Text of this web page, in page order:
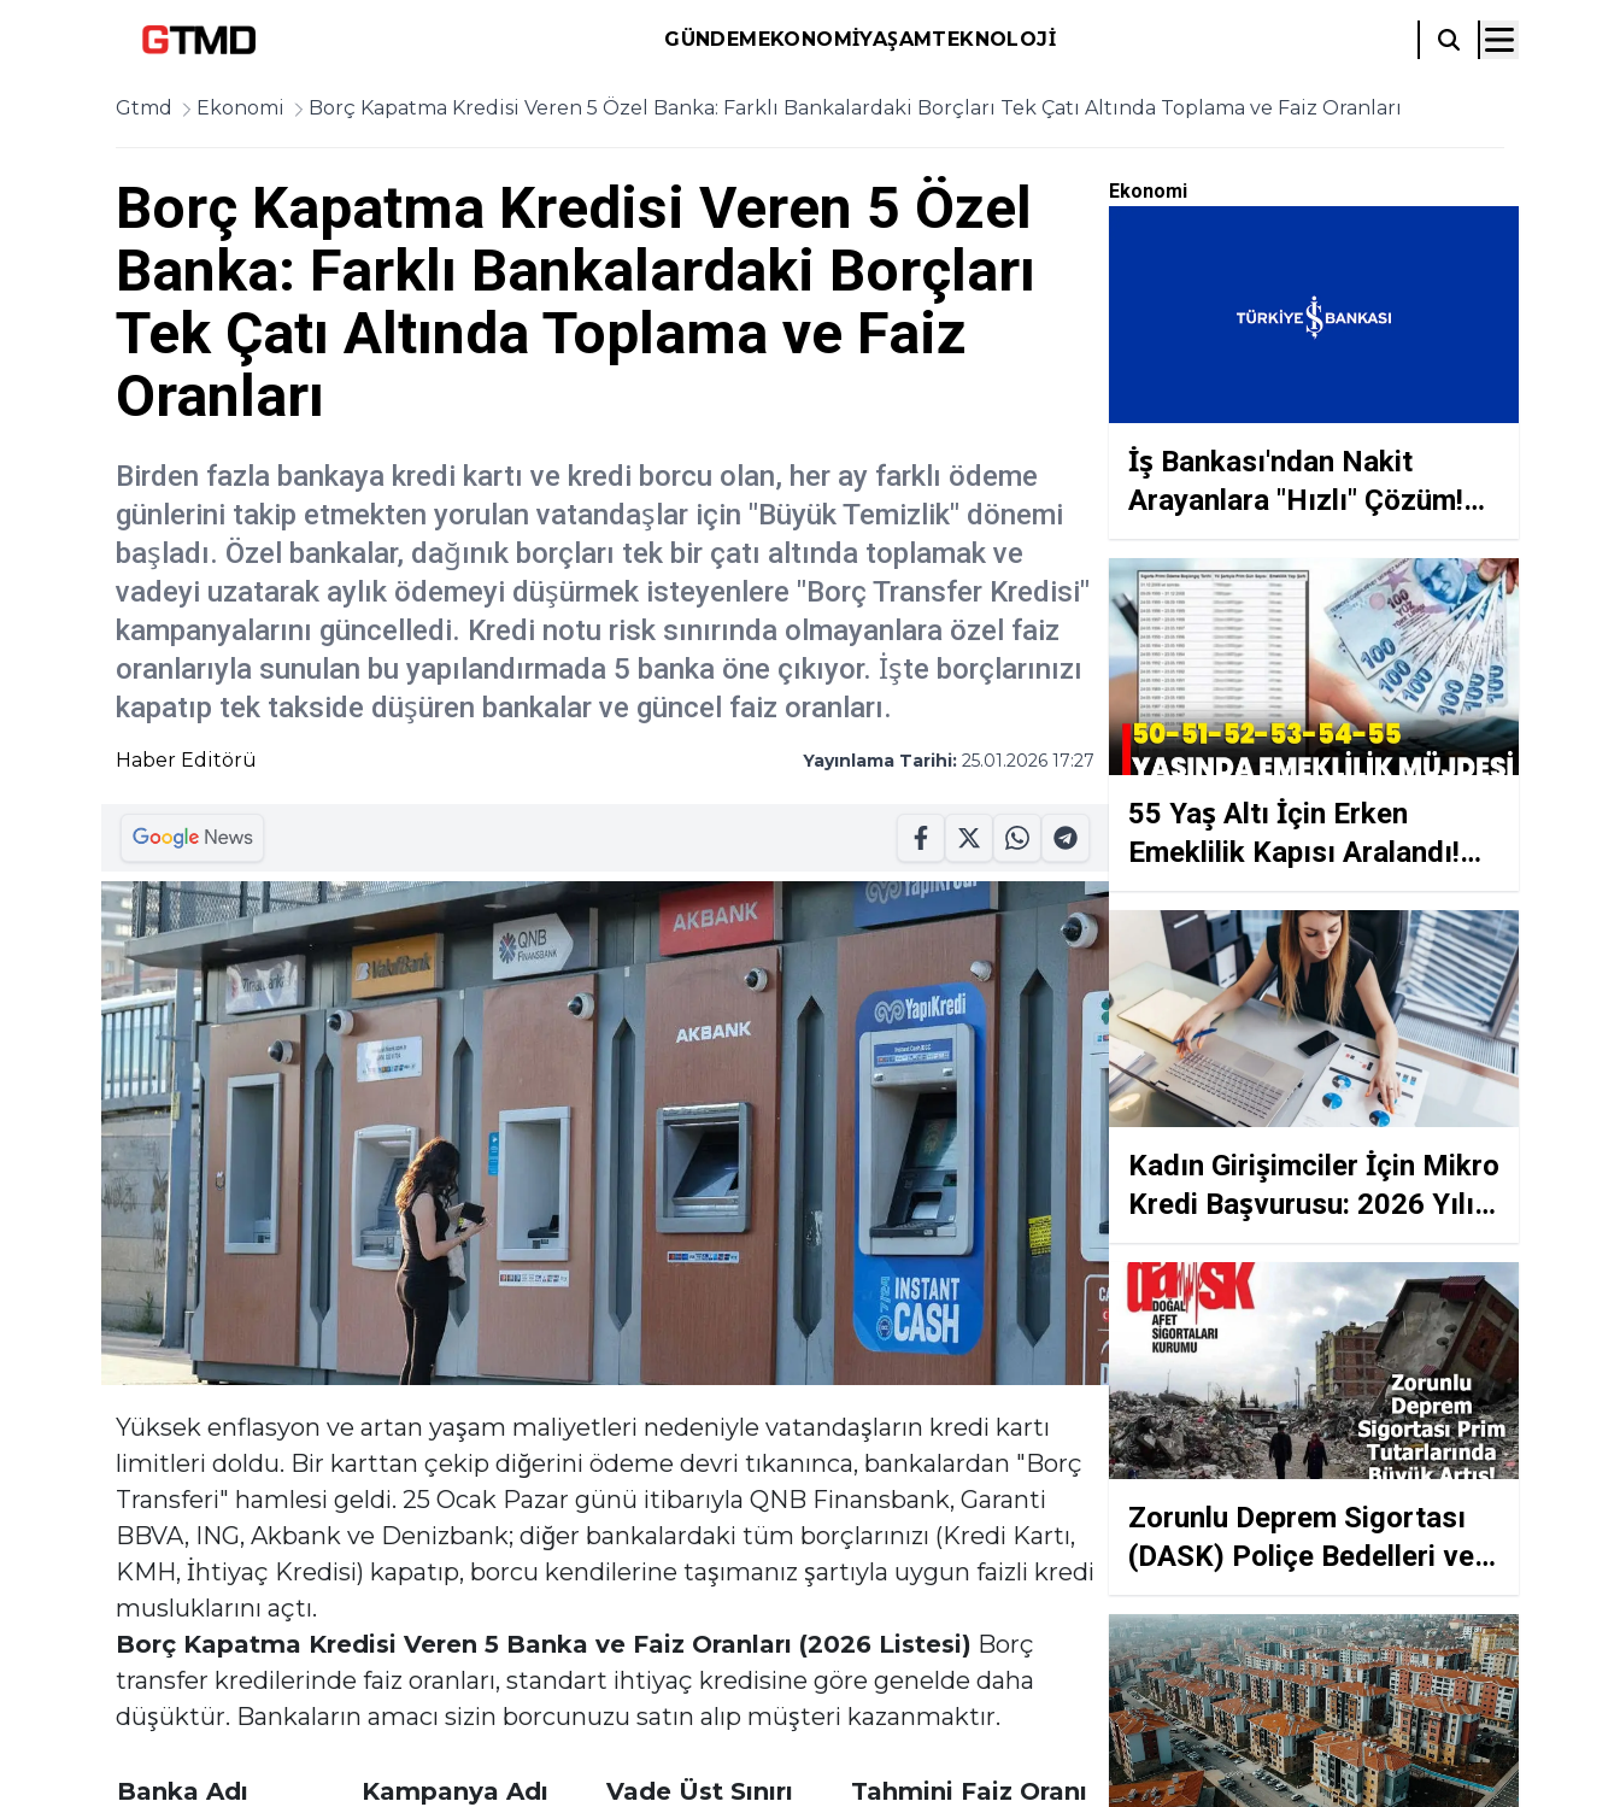
GÜNDEMEKONOMIYAŞAMTEKNOLOJI
Gtmd Ekonomi Borç Kapatma Kredisi Veren 5 Özel Banka: Farklı Bankalardaki Borçları Tek Çatı Altında Toplama ve Faiz Oranları
Borç Kapatma Kredisi Veren 5 Özel
Banka: Farklı Bankalardaki Borçları
Tek Çatı Altında Toplama ve Faiz
Oranları
Birden fazla bankaya kredi kartı ve kredi borcu olan, her ay farklı ödeme
günlerini takip etmekten yorulan vatandaşlar için "Büyük Temizlik" dönemi
başladı. Özel bankalar, dağınık borçları tek bir çatı altında toplamak ve
vadeyi uzatarak aylık ödemeyi düşürmek isteyenlere "Borç Transfer Kredisi"
kampanyalarını güncelledi. Kredi notu risk sınırında olmayanlara özel faiz
oranlarıyla sunulan bu yapılandırmada 5 banka öne çıkıyor. İşte borçlarınızı
kapatıp tek takside düşüren bankalar ve güncel faiz oranları.
Haber Editörü Yayınlama Tarihi: 25.01.2026 17:27
Yüksek enflasyon ve artan yaşam maliyetleri nedeniyle vatandaşların kredi kartı
limitleri doldu. Bir karttan çekip diğerini ödeme devri tıkanınca, bankalardan "Borç
Transferi" hamlesi geldi. 25 Ocak Pazar günü itibarıyla QNB Finansbank, Garanti
BBVA, ING, Akbank ve Denizbank; diğer bankalardaki tüm borçlarınızı (Kredi Kartı,
KMH, İhtiyaç Kredisi) kapatıp, borcu kendilerine taşımanız şartıyla uygun faizli kredi
musluklarını açtı.
Borç Kapatma Kredisi Veren 5 Banka ve Faiz Oranları (2026 Listesi) Borç
transfer kredilerinde faiz oranları, standart ihtiyaç kredisine göre genelde daha
düşüktür. Bankaların amacı sizin borcunuzu satın alıp müşteri kazanmaktır.
Banka Adı Kampanya Adı Vade Üst Sınırı Tahmini Faiz Oranı
Ekonomi
İş Bankası'ndan Nakit
Arayanlara "Hızlı" Çözüm!
200.000 TL Kredi İçin Yeni
Faiz Oranları ve Maliyet
Tablosu
55 Yaş Altı İçin Erken
Emeklilik Kapısı Aralandı!
50-51-52-53-54 Yaşında
Emekli Olmanın Formülü
Açıklandı
Kadın Girişimciler İçin Mikro
Kredi Başvurusu: 2026 Yılı
Faizsiz Destek Limitleri ve
"5 Kadın" Kuralı
Zorunlu Deprem Sigortası
(DASK) Poliçe Bedelleri ve
Hasar Tazminatı Ödeme
Süreci